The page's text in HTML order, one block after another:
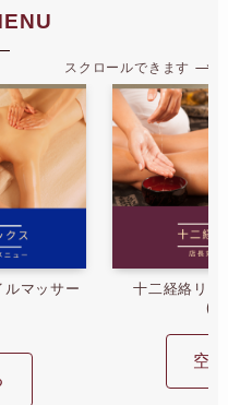
スクロールできます
マッサー
十二経絡リン
(
空